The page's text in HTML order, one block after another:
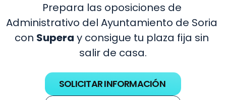
Prepara las oposiciones de
Administrativo del Ayuntamiento de Soria
con Supera y consigue tu plaza fija sin
salir de casa.
SOLICITAR INFORMACIÓN